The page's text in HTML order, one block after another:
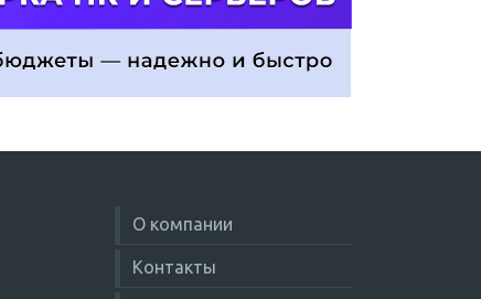
О компании
Контакты